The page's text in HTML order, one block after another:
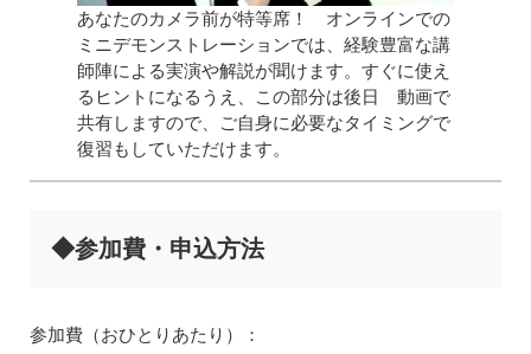
あなたのカメラ前が特等席！ オンラインでの
ミニデモンストレーションでは、経験豊富な講
師陣による実演や解説が聞けます。すぐに使え
るヒントになるうえ、この部分は後日 動画で
共有しますので、ご自身に必要なタイミングで
復習もしていただけます。
◆参加費・申込方法
参加費（おひとりあたり）：